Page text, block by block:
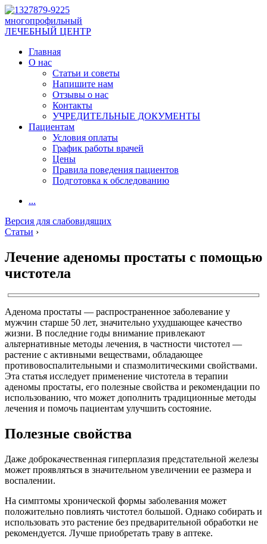
многопрофильный
ЛЕЧЕБНЫЙ ЦЕНТР
Главная
О нас
Статьи и советы
Напишите нам
Отзывы о нас
Контакты
УЧРЕДИТЕЛЬНЫЕ ДОКУМЕНТЫ
Пациентам
Условия оплаты
График работы врачей
Цены
Правила поведения пациентов
Подготовка к обследованию
...
Версия для слабовидящих
Статьи ›
Лечение аденомы простаты с помощью
чистотела
Аденома простаты — распространенное заболевание у
мужчин старше 50 лет, значительно ухудшающее качество
жизни. В последние годы внимание привлекают
альтернативные методы лечения, в частности чистотел —
растение с активными веществами, обладающее
противовоспалительными и спазмолитическими свойствами.
Эта статья исследует применение чистотела в терапии
аденомы простаты, его полезные свойства и рекомендации по
использованию, что может дополнить традиционные методы
лечения и помочь пациентам улучшить состояние.
Полезные свойства
Даже доброкачественная гиперплазия предстательной железы
может проявляться в значительном увеличении ее размера и
воспалении.
На симптомы хронической формы заболевания может
положительно повлиять чистотел большой. Однако собирать и
использовать это растение без предварительной обработки не
рекомендуется. Лучше приобретать траву в аптеке.